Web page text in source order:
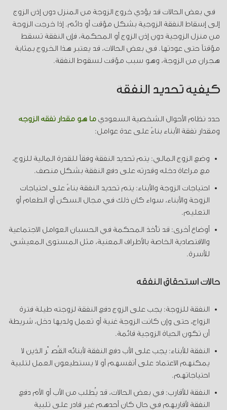
في بعض الحالات قد يؤدي خروج الزوجة من المنزل دون إذن الزوج
إلى إسقاط النفقة الزوجية بشكل مؤقت أو دائم. إذا خرجت الزوجة
من منزل الزوجية دون إذن الزوج أو المحكمة، فإن النفقة تسقط
مؤقتاً حتى عودتها. في بعض الحالات، قد يعتبر هذا الخروج بمثابة
هجران من الزوجة، وهو سبب مؤقت لسقوط النفقة.
كيفية تحديد النفقة
حدد نظام الأحوال الشخصية السعوديما هو مقدار نفقة الزوجة
ومقدار نفقة الأبناء بناءً على عدة عوامل:
وضع الزوج المالي: يتم تحديد النفقة وفقاً للقدرة المالية للزوج،
مع مراعاة دخله وقدرته على دفع النفقة بشكل منصف.
احتياجات الزوجة والأبناء: يتم تحديد النفقة بناءً على احتياجات
الزوجة والأبناء، سواء كان ذلك في مجال السكن أو الطعام أو
التعليم.
أوضاع أخرى: قد تأخذ المحكمة في الحسبان العوامل الاجتماعية
والاقتصادية الخاصة بالأطراف المعنية، مثل المستوى المعيشي
للأسرة.
حالات استحقاق النفقة
النفقة للزوجة: يجب على الزوج دفع النفقة لزوجته طيلة فترة
الزواج، حتى وإن كانت الزوجة غنية أو تعمل ولديها دخل، شريطة
أن تكون الحياة الزوجية قائمة.
النفقة للأبناء: يجب على الأب دفع النفقة لأبنائه القُصّر الذين لا
يمكنهم الاعتماد على أنفسهم أو لا يستطيعون العمل لتلبية
احتياجاتهم.
النفقة للأقارب: في بعض الحالات، قد يُطلب من الأب أو الأم دفع
النفقة لأقاربهم في حال كان أحدهم غير قادر على تلبية